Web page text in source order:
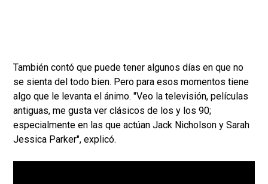
También contó que puede tener algunos días en que no
se sienta del todo bien. Pero para esos momentos tiene
algo que le levanta el ánimo. "Veo la televisión, películas
antiguas, me gusta ver clásicos de los y los 90;
especialmente en las que actúan Jack Nicholson y Sarah
Jessica Parker", explicó.